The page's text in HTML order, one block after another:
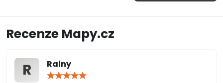
Recenze Mapy.cz
R Rainy